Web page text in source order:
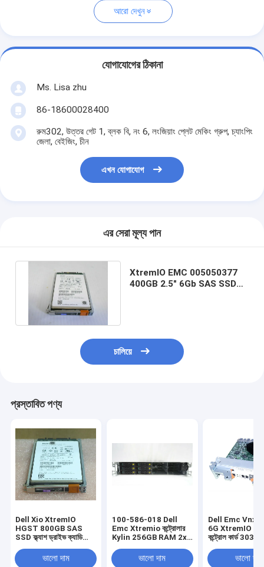
আরো দেখুন
যোগাযোগের ঠিকানা
Ms. Lisa zhu
86-18600028400
রুম302, উত্তর গেট 1, ব্লক বি, নং 6, লংজিয়াং প্লেট মেকিং গ্রুপ, চ্যাংপিং
জেলা, বেইজিং, চীন
এখন যোগাযোগ
এর সেরা মূল্য পান
XtremIO EMC 005050377
400GB 2.5" 6Gb SAS SSD
চালিয়ে
প্রস্তাবিত পণ্য
Dell Xio XtremIO
HGST 800GB SAS
SSD ফ্ল্যাশ ড্রাইভ ক্যাডি
118033288-01
ভালো দাম
100-586-018 Dell
Emc Xtremio কন্ট্রোলার
Kylin 256GB RAM 2x
900GB HDD
ভালো দাম
Dell Emc Vnxe
6G XtremIO
কন্ট্রোল কার্ড 303-
ভালো দাম